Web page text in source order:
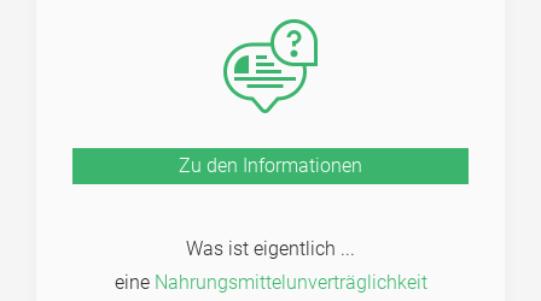
Zu den Informationen
Was ist eigentlich ...
eine Nahrungs­mittel­unver­träglich­keit